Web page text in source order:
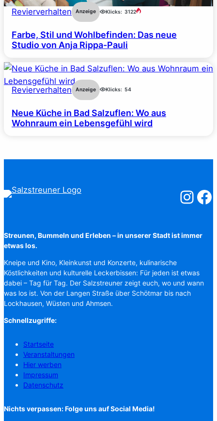
Revierverhalten Anzeige Klicks: 3122
Farbe, Stil und Wohlbefinden: Das neue
Studio von Anja Rippa-Pauli
Revierverhalten Anzeige Klicks: 54
Neue Küche in Bad Salzuflen: Wo aus
Wohnraum ein Lebensgefühl wird
Streunen, Bummeln und Erleben – in unserer Stadt ist immer
etwas los.
Kneipe und Kino, Kleinkunst und Konzerte, kulinarische
Köstlichkeiten und kulturelle Leckerbissen: Für jeden ist etwas
dabei – Tag für Tag. Der Salzstreuner zeigt euch, wo und wann
was los ist. Von der Langen Straße über Schötmar bis nach
Lockhausen, Wüsten und Ahmsen.
Schnellzugriffe:
Startseite
Veranstaltungen
Hier werben
Impressum
Datenschutz
Nichts verpassen: Folge uns auf Social Media!